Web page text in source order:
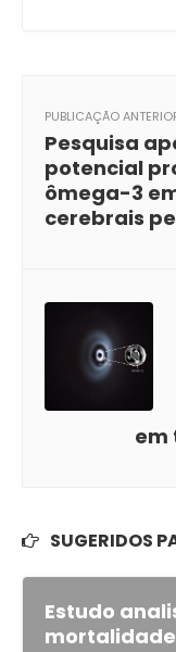
PUBLICAÇÃO
Pesquisa
potencial
ômega-3
cerebrais
em
SUGERIDOS
Estudo